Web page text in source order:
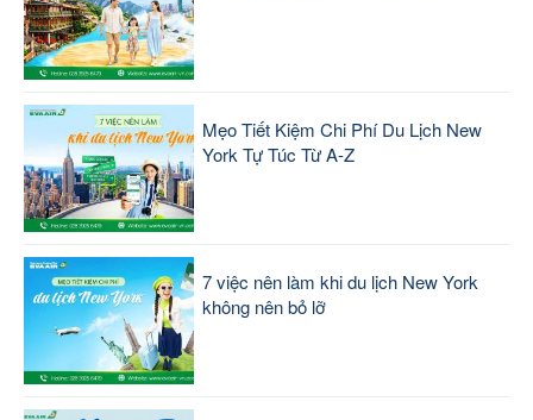
Mẹo Tiết Kiệm Chi Phí Du Lịch New
York Tự Túc Từ A-Z
7 việc nên làm khi du lịch New York
không nên bỏ lỡ